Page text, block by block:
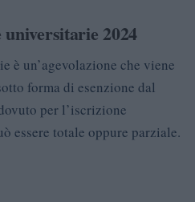
universitarie 2024
è un’agevolazione che viene
forma di esenzione dal
per l’iscrizione
essere totale oppure parziale.